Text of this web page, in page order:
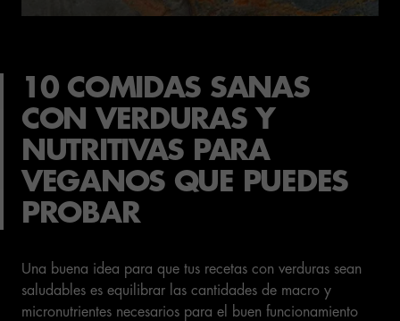
10 COMIDAS SANAS
CON VERDURAS Y
NUTRITIVAS PARA
VEGANOS QUE PUEDES
PROBAR
Una buena idea para que tus recetas con verduras sean
saludables es equilibrar las cantidades de macro y
micronutrientes necesarios para el buen funcionamiento